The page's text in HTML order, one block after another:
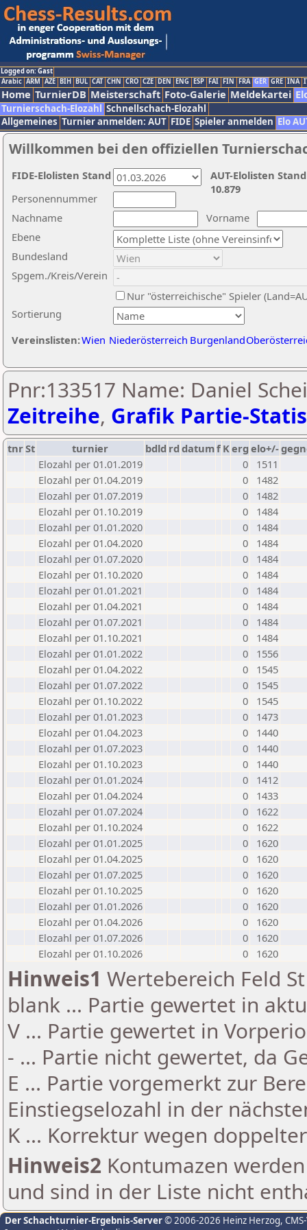
Logged on: Gast
Arabic ARM AZE BIH BUL CAT CHN CRO CZE DEN ENG ESP FAI FIN FRA GER GRE INA
Home TurnierDB Meisterschaft Foto-Galerie Meldekartei
Turnierschach-Elozahl Schnellschach-Elozahl
Allgemeines Turnier anmelden: AUT FIDE Spieler anmelden Elo
Willkommen bei den offiziellen
Nachname
Vorname
Ebene
Sortierung
Personennummer
Bundesland
Spgem./Kreis/Verein
Nur "österreichische" Spieler
Vereinslisten:Wien Niederösterreich Burgenland
AUT-Elolisten
10.879
FIDE-Elolisten Stand
Pnr:133517 Name: Daniel
Zeitreihe, Grafik Partie-
tnrSt turnier bdld rd datumf Kerg elo+/-
Elozahl per 01.01.2019
0
1511
Elozahl per 01.04.2019
0
1482
Elozahl per 01.07.2019
0
1482
Elozahl per 01.10.2019
0
1484
Elozahl per 01.01.2020
0
1484
Elozahl per 01.04.2020
0
1484
Elozahl per 01.07.2020
0
1484
Elozahl per 01.10.2020
0
1484
Elozahl per 01.01.2021
0
1484
Elozahl per 01.04.2021
0
1484
Elozahl per 01.07.2021
0
1484
Elozahl per 01.10.2021
0
1484
Elozahl per 01.01.2022
0
1556
Elozahl per 01.04.2022
0
1545
Elozahl per 01.07.2022
0
1545
Elozahl per 01.10.2022
0
1545
Elozahl per 01.01.2023
0
1473
Elozahl per 01.04.2023
0
1440
Elozahl per 01.07.2023
0
1440
Elozahl per 01.10.2023
0
1440
Elozahl per 01.01.2024
0
1412
Elozahl per 01.04.2024
0
1433
Elozahl per 01.07.2024
0
1622
Elozahl per 01.10.2024
0
1622
Elozahl per 01.01.2025
0
1620
Elozahl per 01.04.2025
0
1620
Elozahl per 01.07.2025
0
1620
Elozahl per 01.10.2025
0
1620
Elozahl per 01.01.2026
0
1620
Elozahl per 01.04.2026
0
1620
Elozahl per 01.07.2026
0
1620
Elozahl per 01.10.2026
0 1620
Hinweis1 Wertebereich Feld
blank ... Partie gewertet in
V ... Partie gewertet in
- ... Partie nicht gewertet, da
E ... Partie vorgemerkt zur
Einstiegselozahl in der
K ... Korrektur wegen
Hinweis2 Kontumazen
und sind in der Liste nicht
Der Schachturnier-Ergebnis-Server© 2006-2026 Heinz Herzog,